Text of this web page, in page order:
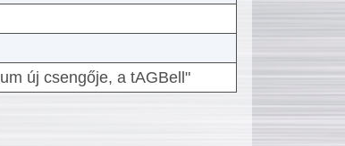
új csengője, a tAGBell"